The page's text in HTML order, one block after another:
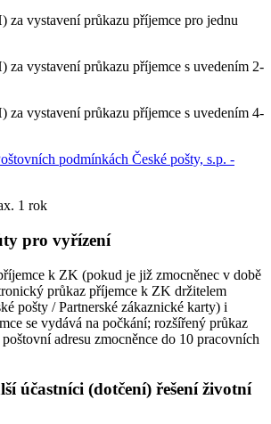
za vystavení průkazu příjemce pro jednu
za vystavení průkazu příjemce s uvedením 2-
za vystavení průkazu příjemce s uvedením 4-
podmínkách České pošty, s.p. -
1 rok
pro vyřízení
k ZK (pokud je již zmocněnec v době
průkaz příjemce k ZK držitelem
pošty / Partnerské zákaznické karty) i
se vydává na počkání; rozšířený průkaz
adresu zmocněnce do 10 pracovních
účastníci (dotčení) řešení životní